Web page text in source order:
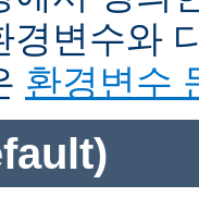
경변수와
환경변수